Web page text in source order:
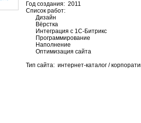
Год создания: 2011
Список работ:
Дизайн
Вёрстка
Интеграция с 1С-Битрикс
Программирование
Наполнение
Оптимизация сайта
Тип сайта: интернет-каталог /